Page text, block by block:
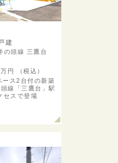
建
の頭線 三鷹台
万円 （税込）
ース2台付の新築
線「三鷹台」駅
セスで登場